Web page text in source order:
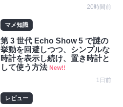
20時間前
マメ知識
第 3 世代 Echo Show 5 で謎の
挙動を回避しつつ、シンプルな
時計を表示し続け、置き時計と
して使う方法 New!!
1日前
レビュー